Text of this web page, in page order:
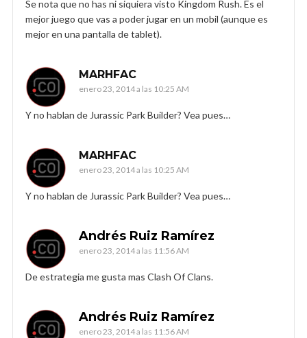
Se nota que no has ni siquiera visto Kingdom Rush. Es el
mejor juego que vas a poder jugar en un mobil (aunque es
mejor en una pantalla de tablet).
MARHFAC
enero 23, 2014 a las 10:25 AM
Y no hablan de Jurassic Park Builder? Vea pues…
MARHFAC
enero 23, 2014 a las 10:25 AM
Y no hablan de Jurassic Park Builder? Vea pues…
Andrés Ruiz Ramírez
enero 23, 2014 a las 11:56 AM
De estrategia me gusta mas Clash Of Clans.
Andrés Ruiz Ramírez
enero 23, 2014 a las 11:56 AM